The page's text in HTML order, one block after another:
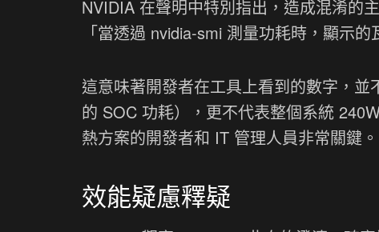
NVIDIA 在聲明中特別指出，造成混淆的
「當透過 nvidia-smi 測量功耗時，顯示的
這意味著開發者在工具上看到的數字，
的 SOC 功耗），更不代表整個系統
熱方案的開發者和 IT 管理人員非常關鍵。
效能疑慮釋疑